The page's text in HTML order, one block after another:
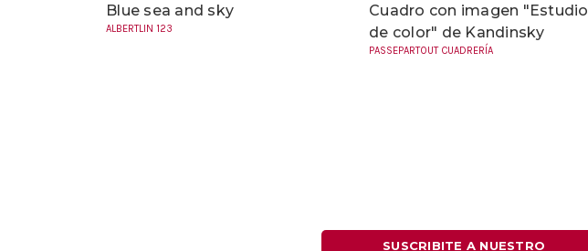
Blue sea and sky
ALBERTLIN 123
Cuadro con imagen "Estudio
de color" de Kandinsky
PASSEPARTOUT CUADRERÍA
SUSCRIBITE A NUESTRO